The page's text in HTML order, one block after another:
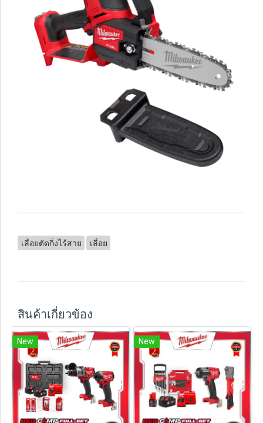
เลื่อยตัดกิ่งไร้สาย เลื่อย
สินค้าเกี่ยวข้อง
New New